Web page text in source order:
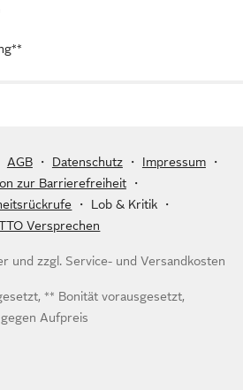
AGB ・ Datenschutz ・ Impressum
・
zur Barrierefreiheit
・
・ Lob & Kritik
・
Versprechen
und zzgl. Service- und Versandkosten
** Bonität vorausgesetzt,
gegen Aufpreis